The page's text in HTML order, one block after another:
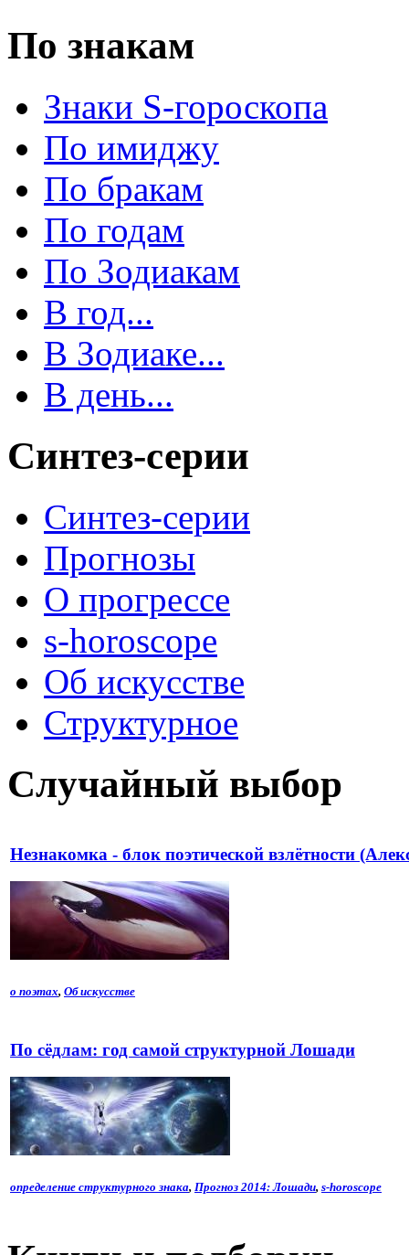
По знакам
Знаки S-гороскопа
По имиджу
По бракам
По годам
По Зодиакам
В год...
В Зодиаке...
В день...
Синтез-серии
Синтез-серии
Прогнозы
О прогрессе
s-horoscope
Об искусстве
Структурное
Случайный выбор
Незнакомка - блок поэтической взлётности
о поэтах, Об искусстве
По сёдлам: год самой структурной Лошади
определение структурного знака, Прогноз 2014: Лошади, s-horoscope